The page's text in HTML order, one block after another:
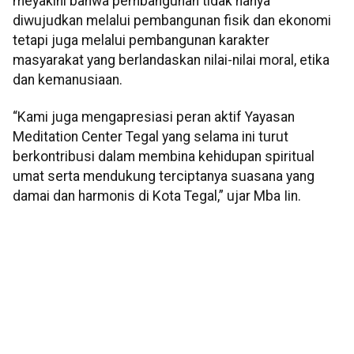
diwujudkan melalui pembangunan fisik dan ekonomi
tetapi juga melalui pembangunan karakter
masyarakat yang berlandaskan nilai-nilai moral, etika
dan kemanusiaan.
“Kami juga mengapresiasi peran aktif Yayasan
Meditation Center Tegal yang selama ini turut
berkontribusi dalam membina kehidupan spiritual
umat serta mendukung terciptanya suasana yang
damai dan harmonis di Kota Tegal,” ujar Mba Iin.